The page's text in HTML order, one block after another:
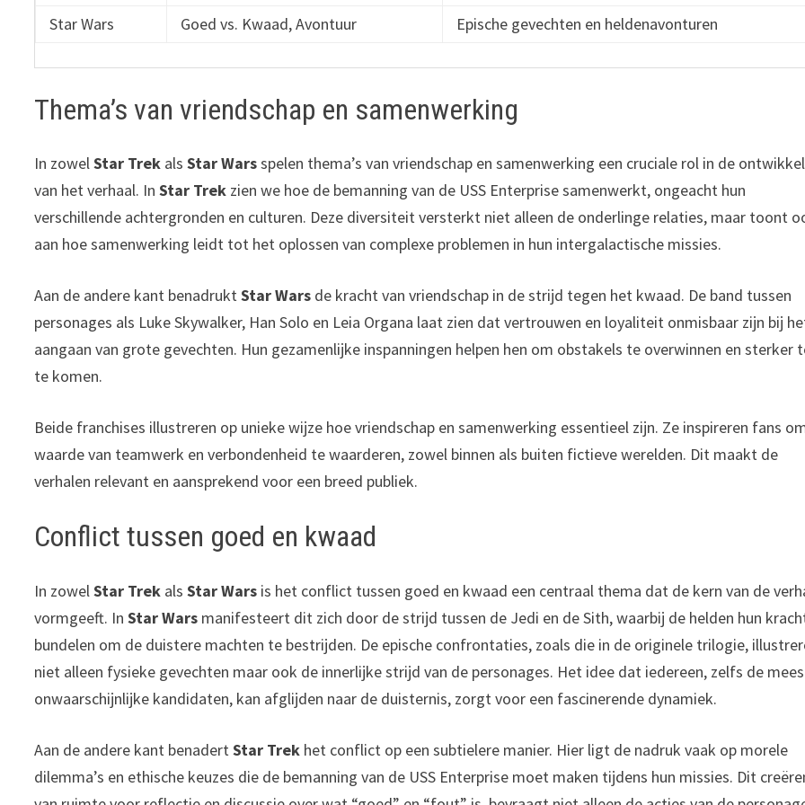
Star Wars
Goed vs. Kwaad, Avontuur Epische gevechten en heldenavonturen
Thema’s van vriendschap en samenwerking
In zowelStar Trek alsStar Warsspelen thema’s van vriendschap en samenwerking een cruciale rol in de
van het verhaal. InStar Trek zien we hoe de bemanning van de USS Enterprise samenwerkt, ongeacht hun
verschillende achtergronden en culturen. Deze diversiteit versterkt niet alleen de onderlinge relaties, maar toont
aan hoe samenwerking leidt tot het oplossen van complexe problemen in hun intergalactische missies.
Aan de andere kant benadruktStar Wars de kracht van vriendschap in de strijd tegen het kwaad. De band tussen
personages als Luke Skywalker, Han Solo en Leia Organa laat zien dat vertrouwen en loyaliteit onmisbaar zijn bij
aangaan van grote gevechten. Hun gezamenlijke inspanningen helpen hen om obstakels te overwinnen en sterker
te komen.
Beide franchises illustreren op unieke wijze hoe vriendschap en samenwerking essentieel zijn. Ze inspireren fans
waarde van teamwerk en verbondenheid te waarderen, zowel binnen als buiten fictieve werelden. Dit maakt de
verhalen relevant en aansprekend voor een breed publiek.
Conflict tussen goed en kwaad
In zowelStar Trek alsStar Wars is het conflict tussen goed en kwaad een centraal thema dat de kern van de
vormgeeft. InStar Wars manifesteert dit zich door de strijd tussen de Jedi en de Sith, waarbij de helden hun
bundelen om de duistere machten te bestrijden. De epische confrontaties, zoals die in de originele trilogie,
niet alleen fysieke gevechten maar ook de innerlijke strijd van de personages. Het idee dat iedereen, zelfs de
onwaarschijnlijke kandidaten, kan afglijden naar de duisternis, zorgt voor een fascinerende dynamiek.
Aan de andere kant benadertStar Trek het conflict op een subtielere manier. Hier ligt de nadruk vaak op morele
dilemma’s en ethische keuzes die de bemanning van de USS Enterprise moet maken tijdens hun missies. Dit